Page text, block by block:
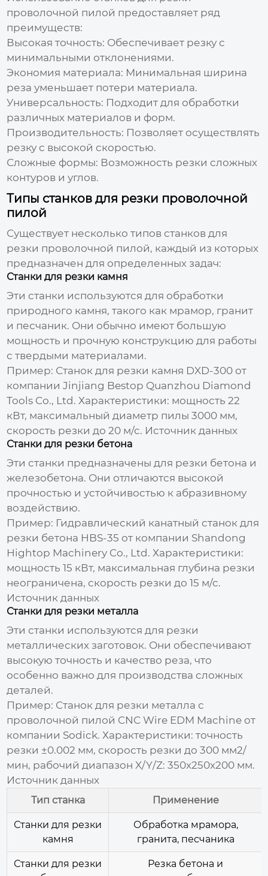
проволочной пилой предоставляет ряд
преимуществ:
Высокая точность: Обеспечивает резку с
минимальными отклонениями.
Экономия материала: Минимальная ширина
реза уменьшает потери материала.
Универсальность: Подходит для обработки
различных материалов и форм.
Производительность: Позволяет осуществлять
резку с высокой скоростью.
Сложные формы: Возможность резки сложных
контуров и углов.
Типы станков для резки проволочной
пилой
Существует несколько типов станков для
резки проволочной пилой, каждый из которых
предназначен для определенных задач:
Станки для резки камня
Эти станки используются для обработки
природного камня, такого как мрамор, гранит
и песчаник. Они обычно имеют большую
мощность и прочную конструкцию для работы
с твердыми материалами.
Пример: Станок для резки камня DXD-300 от
компании Jinjiang Bestop Quanzhou Diamond
Tools Co., Ltd. Характеристики: мощность 22
кВт, максимальный диаметр пилы 3000 мм,
скорость резки до 20 м/с. Источник данных
Станки для резки бетона
Эти станки предназначены для резки бетона и
железобетона. Они отличаются высокой
прочностью и устойчивостью к абразивному
воздействию.
Пример: Гидравлический канатный станок для
резки бетона HBS-35 от компании Shandong
Hightop Machinery Co., Ltd. Характеристики:
мощность 15 кВт, максимальная глубина резки
неограничена, скорость резки до 15 м/с.
Источник данных
Станки для резки металла
Эти станки используются для резки
металлических заготовок. Они обеспечивают
высокую точность и качество реза, что
особенно важно для производства сложных
деталей.
Пример: Станок для резки металла с
проволочной пилой CNC Wire EDM Machine от
компании Sodick. Характеристики: точность
резки ±0.002 мм, скорость резки до 300 мм2/
мин, рабочий диапазон X/Y/Z: 350x250x200 мм.
Источник данных
Тип станка Применение
Станки для резки
камня
Обработка мрамора,
гранита, песчаника
Станки для резки
Резка бетона и